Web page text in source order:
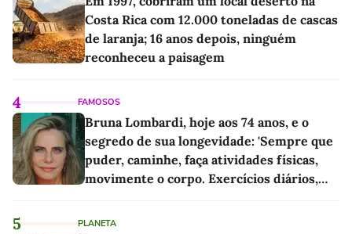
Costa Rica com 12.000 toneladas de cascas
de laranja; 16 anos depois, ninguém
reconheceu a paisagem
4 FAMOSOS
Bruna Lombardi, hoje aos 74 anos, e o
segredo de sua longevidade: 'Sempre que
puder, caminhe, faça atividades físicas,
movimente o corpo. Exercícios diários,
5 PLANETA